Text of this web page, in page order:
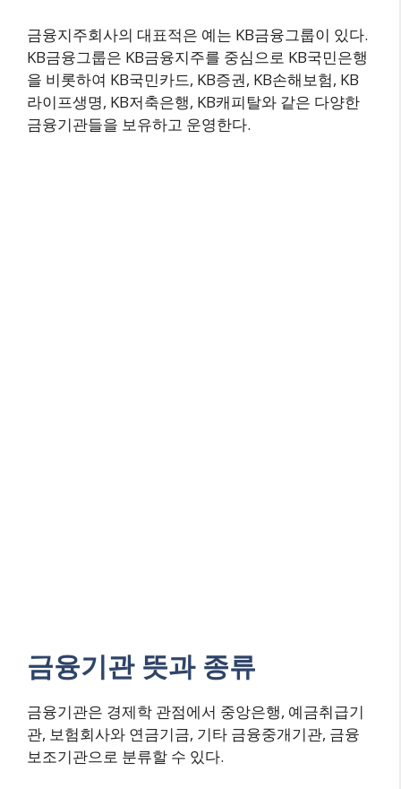
금융지주회사의 대표적은 예는 KB금융그룹이 있다.
KB금융그룹은 KB금융지주를 중심으로 KB국민은행
을 비롯하여 KB국민카드, KB증권, KB손해보험, KB
라이프생명, KB저축은행, KB캐피탈와 같은 다양한
금융기관들을 보유하고 운영한다.
금융기관 뜻과 종류
금융기관은 경제학 관점에서 중앙은행, 예금취급기
관, 보험회사와 연금기금, 기타 금융중개기관, 금융
보조기관으로 분류할 수 있다.